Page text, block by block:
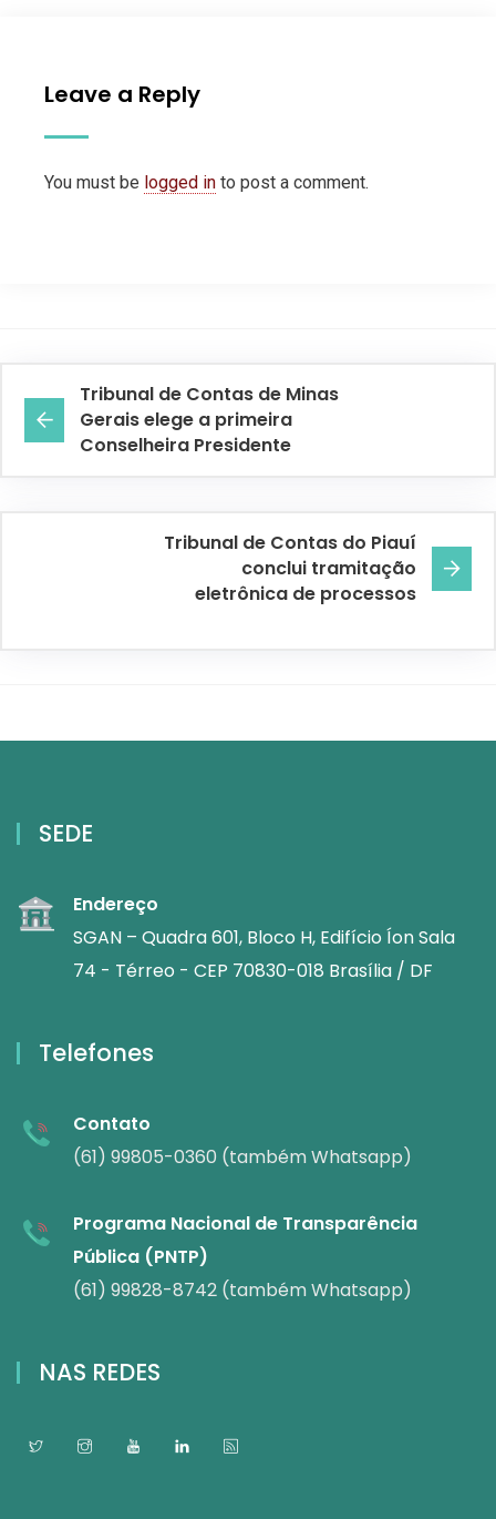
Leave a Reply
You must be logged in to post a comment.
Tribunal de Contas de Minas
Gerais elege a primeira
Conselheira Presidente
Tribunal de Contas do Piauí
conclui tramitação
eletrônica de processos
SEDE
Endereço
SGAN – Quadra 601, Bloco H, Edifício Íon Sala
74 - Térreo - CEP 70830-018 Brasília / DF
Telefones
Contato
(61) 99805-0360 (também Whatsapp)
Programa Nacional de Transparência
Pública (PNTP)
(61) 99828-8742 (também Whatsapp)
NAS REDES